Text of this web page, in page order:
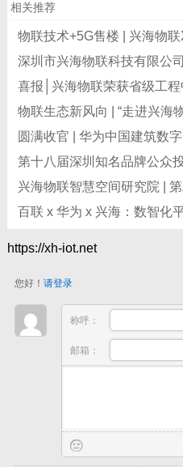
相关推荐
物联技术+5G售楼 | 兴海物
深圳市兴海物联科技有限公
喜报│兴海物联荣获省级工
物联生态新风向 | “走进兴海
圆满收官 | 华为中国建筑数
第十八届深圳知名品牌公
兴海物联智慧空间研究院 |
百联 x 华为 x 兴海：数智化
https://xh-iot.net
您好！ 请登录
称呼：
邮箱：